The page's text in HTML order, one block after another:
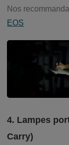
Nos
EOS
4. Lampes
Carry)